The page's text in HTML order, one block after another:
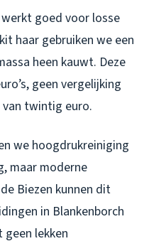
goed voor losse
haar gebruiken we een
heen kauwt. Deze
geen vergelijking
twintig euro.
we hoogdrukreiniging
maar moderne
Biezen kunnen dit
in Blankenborch
geen lekken